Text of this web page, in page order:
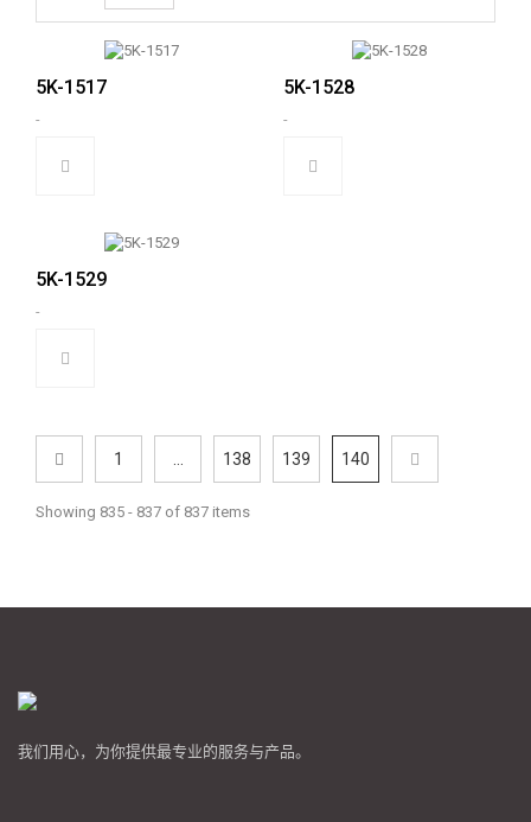
5K-1517
-
5K-1528
-
5K-1529
-
1 138 139 140
Showing 835 - 837 of 837 items
我们用心，为你提供最专业的服务与产品。